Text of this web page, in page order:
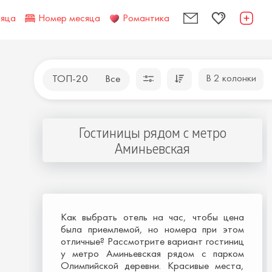
Номер месяца Романтика
ТОП-20 Все В 2 колонки
Гостиницы рядом с метро
Аминьевская
Как выбрать отель на час, чтобы цена
была приемлемой, но номера при этом
отличные? Рассмотрите вариант гостиниц
у метро Аминьевская рядом с парком
Олимпийской деревни. Красивые места,